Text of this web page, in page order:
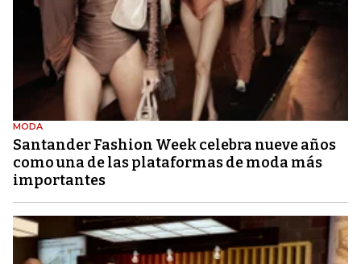
MODA
Santander Fashion Week celebra nueve años
como una de las plataformas de moda más
importantes